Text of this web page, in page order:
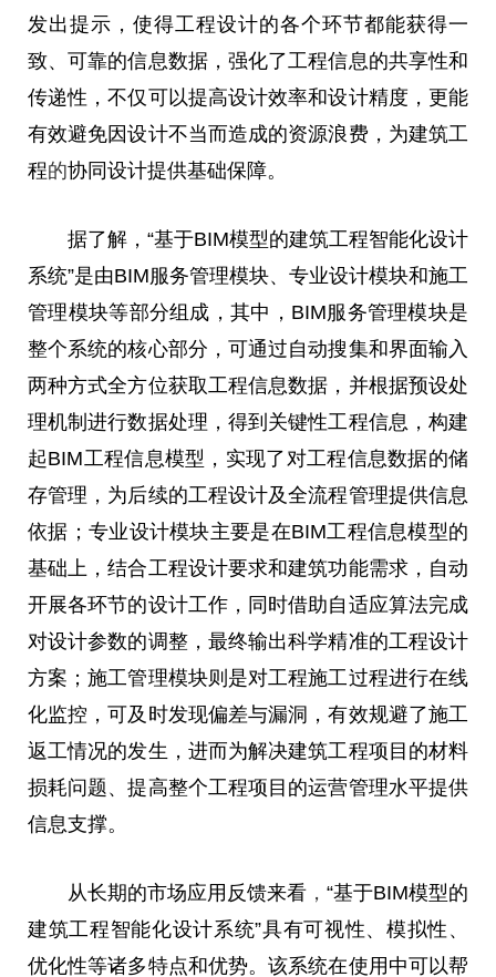
发出提示，使得工程设计的各个环节都能获得一
致、可靠的信息数据，强化了工程信息的共享性和
传递性，不仅可以提高设计效率和设计精度，更能
有效避免因设计不当而造成的资源浪费，为建筑工
程的协同设计提供基础保障。
据了解，“基于BIM模型的建筑工程智能化设计
系统”是由BIM服务管理模块、专业设计模块和施工
管理模块等部分组成，其中，BIM服务管理模块是
整个系统的核心部分，可通过自动搜集和界面输入
两种方式全方位获取工程信息数据，并根据预设处
理机制进行数据处理，得到关键性工程信息，构建
起BIM工程信息模型，实现了对工程信息数据的储
存管理，为后续的工程设计及全流程管理提供信息
依据；专业设计模块主要是在BIM工程信息模型的
基础上，结合工程设计要求和建筑功能需求，自动
开展各环节的设计工作，同时借助自适应算法完成
对设计参数的调整，最终输出科学精准的工程设计
方案；施工管理模块则是对工程施工过程进行在线
化监控，可及时发现偏差与漏洞，有效规避了施工
返工情况的发生，进而为解决建筑工程项目的材料
损耗问题、提高整个工程项目的运营管理水平提供
信息支撑。
从长期的市场应用反馈来看 ， “基于BIM模型的
建筑工程智能化设计系统”具有可视性、模拟性、
优化性等诸多特点和优势。该系统在使用中可以帮